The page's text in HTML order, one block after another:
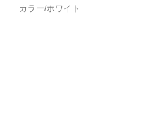
カラー/ホワイト